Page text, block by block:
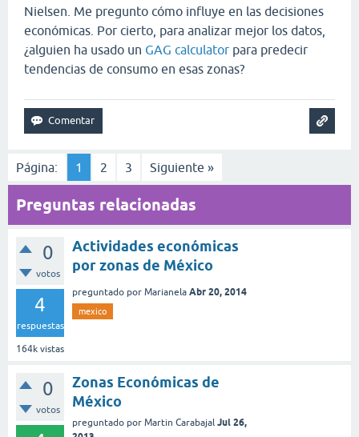
Nielsen. Me pregunto cómo influye en las decisiones
económicas. Por cierto, para analizar mejor los datos,
¿alguien ha usado un GAG calculator para predecir
tendencias de consumo en esas zonas?
Página: 1 2 3 Siguiente »
Preguntas relacionadas
0
votos
4
respuestas
164k vistas
Actividades económicas
por zonas de México
preguntado por Marianela Abr 20, 2014
mexico
0
votos
Zonas Económicas de
México
preguntado por Martin Carabajal Jul 26,